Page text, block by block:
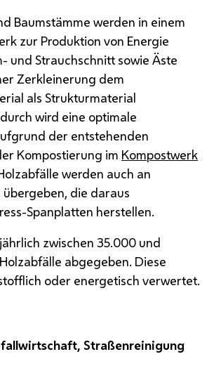
Baumstämme werden in einem
zur Produktion von Energie
und Strauchschnitt sowie Äste
Zerkleinerung dem
als Strukturmaterial
wird eine optimale
der entstehenden
Kompostierung im Kompostwerk
werden auch an
die daraus
Spanplatten herstellen.
zwischen 35.000 und
abgegeben. Diese
oder energetisch verwertet.
Straßenreinigung